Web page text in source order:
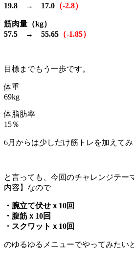
19.8 → 17.0 （-2.8）
筋肉量（kg）
57.5 → 55.65 （-1.85）
目標までもう一歩です。
体重
69kg
体脂肪率
15％
6月からは少しだけ筋トレを加えてみ
と言っても、今回のチャレンジテー
内容】なので
・腕立て伏せｘ10回
・腹筋ｘ10回
・スクワットｘ10回
のゆるゆるメニューでやってみたい